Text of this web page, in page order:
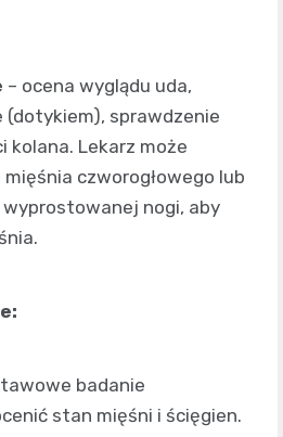
– ocena wyglądu uda,
(dotykiem), sprawdzenie
kolana. Lekarz może
czworogłowego lub
nogi, aby
badanie
stan mięśni i ścięgien.